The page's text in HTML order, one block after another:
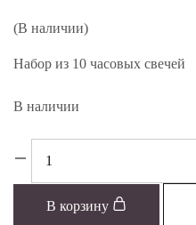
составляла
150₽.
(В наличии)
Набор из 10 часовых свечей
В наличии
товара
свечи
В корзину